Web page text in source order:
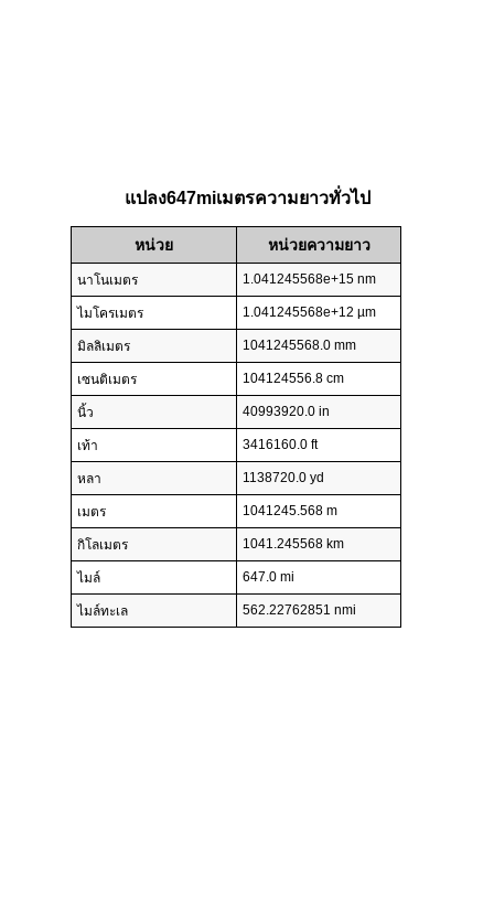
แปลง647miเมตรความยาวทั่วไป
หน่วย หน่วยความยาว
นาโนเมตร 1.041245568e+15 nm
ไมโครเมตร 1.041245568e+12 µm
มิลลิเมตร 1041245568.0 mm
เซนติเมตร 104124556.8 cm
นิ้ว 40993920.0 in
เท้า 3416160.0 ft
หลา 1138720.0 yd
เมตร 1041245.568 m
กิโลเมตร 1041.245568 km
ไมล์ 647.0 mi
ไมล์ทะเล 562.22762851 nmi